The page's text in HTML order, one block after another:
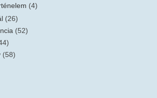
(4)
(26)
(52)
(58)